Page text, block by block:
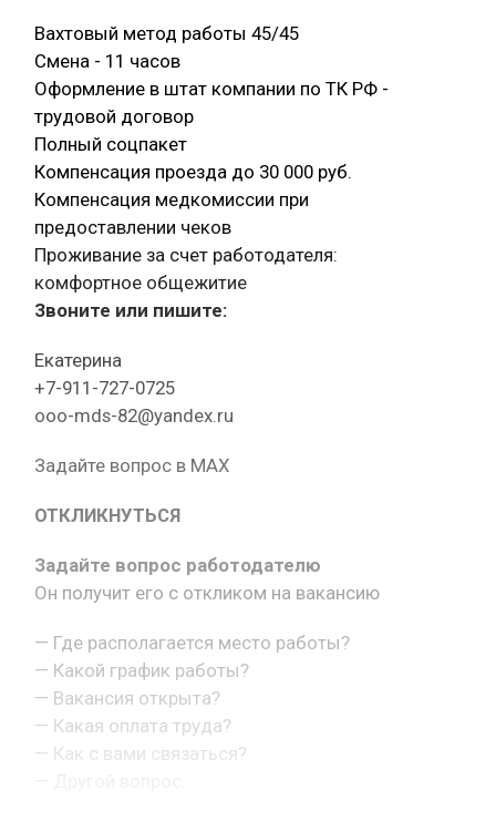
Вахтовый метод работы 45/45
Смена - 11 часов
Оформление в штат компании по ТК РФ -
трудовой договор
Полный соцпакет
Компенсация проезда до 30 000 руб.
Компенсация медкомиссии при
предоставлении чеков
Проживание за счет работодателя:
комфортное общежитие
Звоните или пишите:
Екатерина
+7-911-727-0725
ooo-mds-82@yandex.ru
Задайте вопрос в MAX
ОТКЛИКНУТЬСЯ
Задайте вопрос работодателю
Он получит его с откликом на вакансию
— Где располагается место работы?
— Какой график работы?
— Вакансия открыта?
— Какая оплата труда?
— Как с вами связаться?